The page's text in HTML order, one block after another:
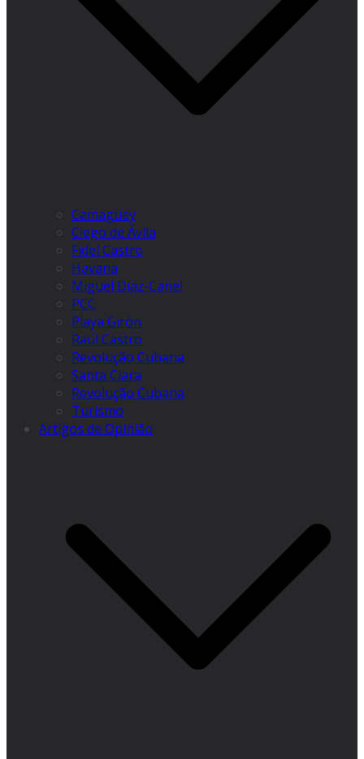
Camagüey
Ciego de Ávila
Fidel Castro
Havana
Miguel Díaz-Canel
PCC
Playa Girón
Raúl Castro
Revolução Cubana
Santa Clara
Revolução Cubana
Turismo
Artigos de Opinião